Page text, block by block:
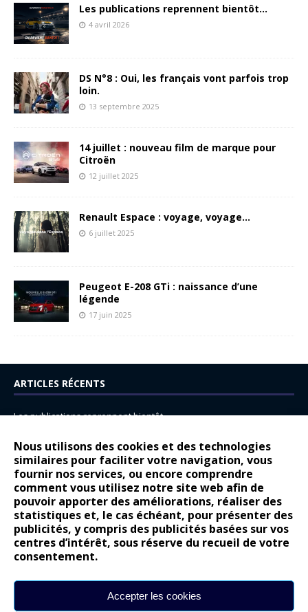
Nous utilisons des cookies et des technologies
similaires pour faciliter votre navigation, vous
fournir nos services, ou encore comprendre
comment vous utilisez notre site web afin de
pouvoir apporter des améliorations, réaliser des
statistiques et, le cas échéant, pour présenter des
publicités, y compris des publicités basées sur vos
centres d’intérêt, sous réserve du recueil de votre
consentement.
Accepter les cookies
Les publications reprennent bientôt…
4 avril 2026
DS N°8 : Oui, les français vont parfois trop
loin.
13 septembre 2025
14 juillet : nouveau film de marque pour
Citroën
12 juillet 2025
Renault Espace : voyage, voyage…
6 juillet 2025
Peugeot E-208 GTi : naissance d’une
légende
17 juin 2025
ARTICLES RÉCENTS
Les publications reprennent bientôt…
14 juillet : nouveau film de marque pour Citroën
Renault Espace : voyage, voyage…
Peugeot E-208 GTi : naissance d’une légende
COMMENTAIRES RÉCENTS
Bernard Dardartdans
Gilly
gyo